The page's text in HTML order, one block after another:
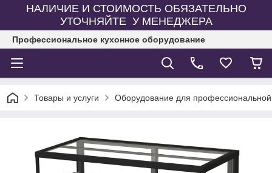
НАЛИЧИЕ И СТОИМОСТЬ ОБЯЗАТЕЛЬНО
УТОЧНЯЙТЕ У МЕНЕДЖЕРА
Профессиональное кухонное оборудование
Товары и услуги Оборудование для профессиональной